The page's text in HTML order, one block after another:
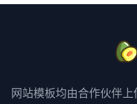
网站模板均由合作伙伴